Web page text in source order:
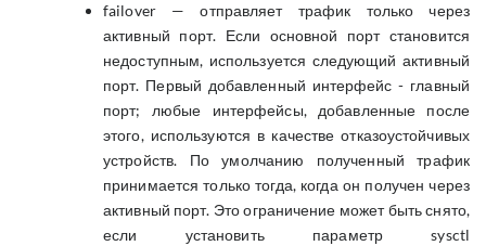
failover — отправляет трафик только через
активный порт. Если основной порт становится
недоступным, используется следующий активный
порт. Первый добавленный интерфейс - главный
порт; любые интерфейсы, добавленные после
этого, используются в качестве отказоустойчивых
устройств. По умолчанию полученный трафик
принимается только тогда, когда он получен через
активный порт. Это ограничение может быть снято,
если установить параметр sysctl